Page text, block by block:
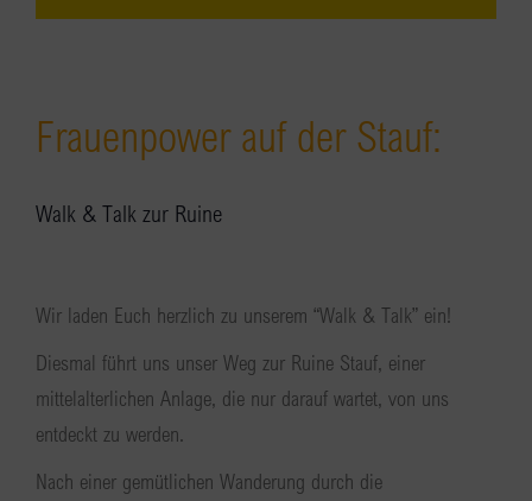
Frauenpower auf der Stauf:
Walk & Talk zur Ruine
Wir laden Euch herzlich zu unserem “Walk & Talk” ein!
Diesmal führt uns unser Weg zur Ruine Stauf, einer
mittelalterlichen Anlage, die nur darauf wartet, von uns
entdeckt zu werden.
Nach einer gemütlichen Wanderung durch die